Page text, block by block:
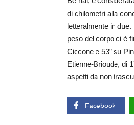
di chilometri alla
letteralmente in
peso del corpo ci è
Ciccone e 53” su
Etienne-Brioude, di
aspetti da non
Facebook